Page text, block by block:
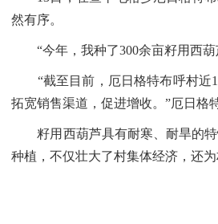
然有序。
“今年，我种了300余亩籽用西葫
“截至目前，厄日格特布呼村近
拓宽销售渠道，促进增收。”厄日格
籽用西葫芦具有耐寒、耐旱的特
种植，不仅壮大了村集体经济，还